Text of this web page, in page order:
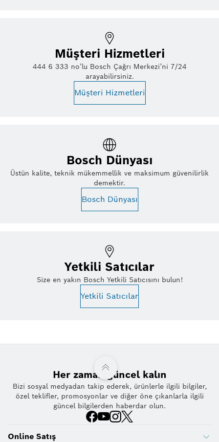
Müşteri Hizmetleri
444 6 333 no’lu Bosch Çağrı Merkezi’ni 7/24
arayabilirsiniz.
Müşteri Hizmetleri
Bosch Dünyası
Üstün kalite, teknik mükemmellik ve maksimum güvenilirlik
demektir.
Bosch Dünyası
Yetkili Satıcılar
Size en yakın Bosch Yetkili Satıcısını bulun!
Yetkili Satıcılar
Her zaman güncel kalın
Bizi sosyal medyadan takip ederek, ürünlerle ilgili bilgiler,
özel teklifler, promosyonlar ve diğer öne çıkanlarla ilgili
güncel bilgilerden haberdar olun.
Online Satış